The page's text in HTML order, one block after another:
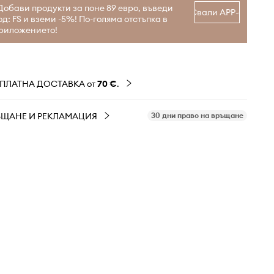
продукти за поне 89 евро, въведи
FS и вземи -5%! По-голяма отстъпка в
Свали APP-а
ДОСТАВКА от70 €.
И РЕКЛАМАЦИЯ 30 дни право на връщане